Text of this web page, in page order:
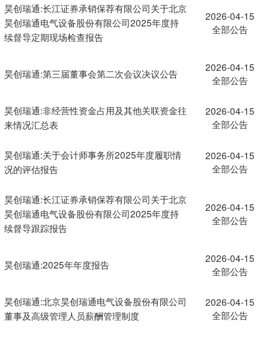
昊创瑞通:长江证券承销保荐有限公司关于北京
昊创瑞通电气设备股份有限公司2025年度持
续督导定期现场检查报告
2026-04-15
全部公告
昊创瑞通:第三届董事会第二次会议决议公告
2026-04-15
全部公告
昊创瑞通:非经营性资金占用及其他关联资金往
来情况汇总表
2026-04-15
全部公告
昊创瑞通:关于会计师事务所2025年度履职情
况的评估报告
2026-04-15
全部公告
昊创瑞通:长江证券承销保荐有限公司关于北京
昊创瑞通电气设备股份有限公司2025年度持
续督导跟踪报告
2026-04-15
全部公告
昊创瑞通:2025年年度报告
2026-04-15
全部公告
昊创瑞通:北京昊创瑞通电气设备股份有限公司
董事及高级管理人员薪酬管理制度
2026-04-15
全部公告